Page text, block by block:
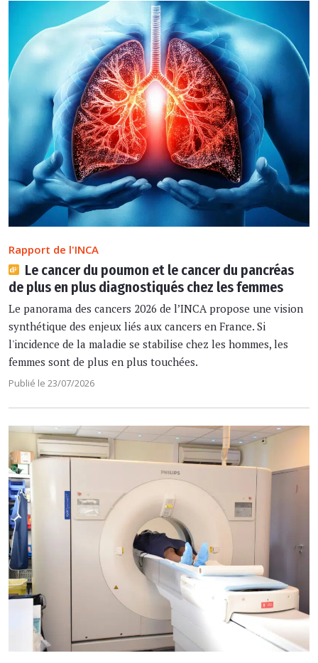
Rapport de l'INCA
Le cancer du poumon et le cancer du pancréas
de plus en plus diagnostiqués chez les femmes
Le panorama des cancers 2026 de l’INCA propose une vision
synthétique des enjeux liés aux cancers en France. Si
l'incidence de la maladie se stabilise chez les hommes, les
femmes sont de plus en plus touchées.
Publié le 23/07/2026